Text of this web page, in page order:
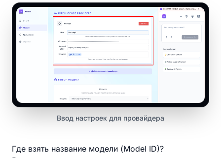
Ввод настроек для провайдера
Где взять название модели (Model ID)?